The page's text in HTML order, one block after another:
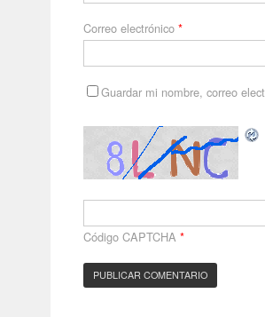
Correo electrónico*
Guardar mi nombre, correo
Código CAPTCHA *